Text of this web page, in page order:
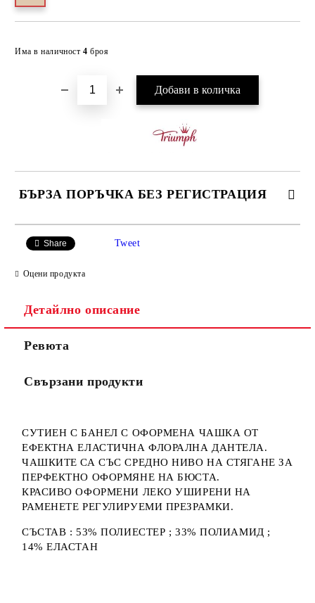
Има в наличност 4 броя
БЪРЗА ПОРЪЧКА БЕЗ РЕГИСТРАЦИЯ
Share Tweet
Оцени продукта
Детайлно описание
Ревюта
Свързани продукти
СУТИЕН С БАНЕЛ С ОФОРМЕНА ЧАШКА ОТ
ЕФЕКТНА ЕЛАСТИЧНА ФЛОРАЛНА ДАНТЕЛА.
ЧАШКИТЕ СА СЪС СРЕДНО НИВО НА СТЯГАНЕ ЗА
ПЕРФЕКТНО ОФОРМЯНЕ НА БЮСТА.
КРАСИВО ОФОРМЕНИ ЛЕКО УШИРЕНИ НА
РАМЕНЕТЕ РЕГУЛИРУЕМИ ПРЕЗРАМКИ.
СЪСТАВ : 53% ПОЛИЕСТЕР ; 33% ПОЛИАМИД ;
14% ЕЛАСТАН